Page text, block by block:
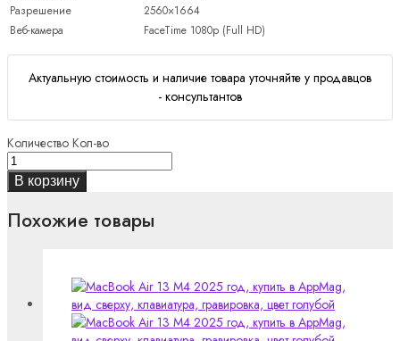
Разрешение
2560×1664
Веб-камера
FaceTime 1080p (Full HD)
Актуальную стоимость и наличие товара уточняйте у продавцов
- консультантов
Количество Кол-во
В корзину
Похожие товары